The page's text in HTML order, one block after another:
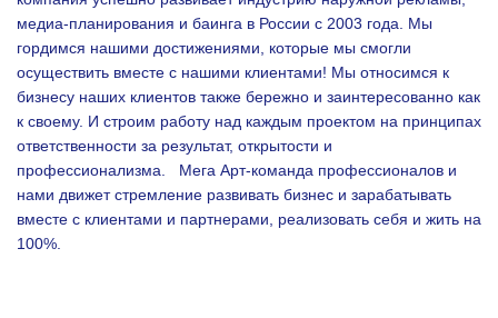
медиа-планирования и баинга в России с 2003 года. Мы
гордимся нашими достижениями, которые мы смогли
осуществить вместе с нашими клиентами! Мы относимся к
бизнесу наших клиентов также бережно и заинтересованно как
к своему. И строим работу над каждым проектом на принципах
ответственности за результат, открытости и
профессионализма. Мега Арт-команда профессионалов и
нами движет стремление развивать бизнес и зарабатывать
вместе с клиентами и партнерами, реализовать себя и жить на
100%.